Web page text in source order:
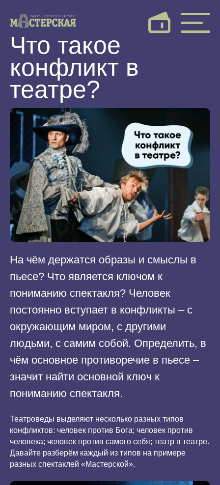
Что такое
конфликт в
театре?
На чём держатся образы и смыслы в
пьесе? Что является ключом к
пониманию спектакля? Человек
постоянно вступает в конфликты – с
окружающим миром, с другими
людьми, с самим собой. Определить, в
чём основное противоречие в пьесе –
значит найти основной ключ к
пониманию спектакля.
Театроведы выделяют несколько разных типов
конфликтов: человек против Бога; человек против
человека; человек против самого себя; театр в театре.
Давайте разберём каждый из типов на примере
разных спектаклей «Мастерской».